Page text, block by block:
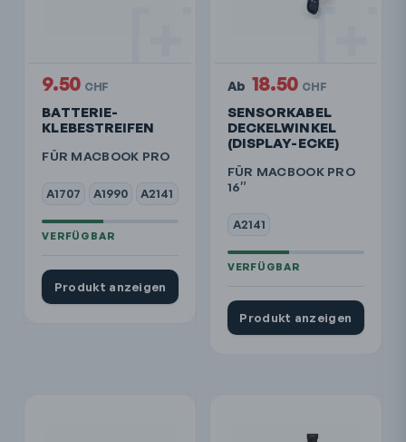
BATTERIE-
KLEBESTREIFEN
FÜR MACBOOK PRO
A1707 A1990 A2141
9.50 CHF
Produkt anzeigen
SENSORKABEL
DECKELWINKEL
(DISPLAY-ECKE)
FÜR MACBOOK PRO
16″
A2141
Ab 18.50 CHF
Produkt anzeigen